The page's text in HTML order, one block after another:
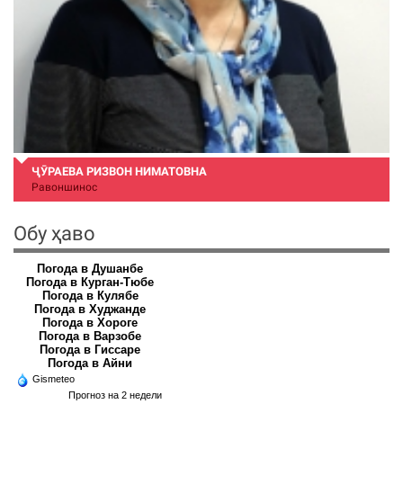
ҶӮРАЕВА РИЗВОН НИМАТОВНА
Равоншинос
Обу ҳаво
Погода в Душанбе
Погода в Курган-Тюбе
Погода в Кулябе
Погода в Худжанде
Погода в Хороге
Погода в Варзобе
Погода в Гиссаре
Погода в Айни
Gismeteo
Прогноз на 2 недели